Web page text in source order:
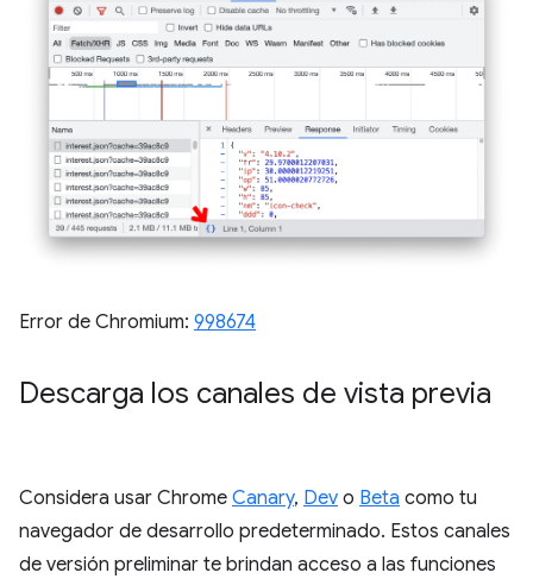
Error de Chromium: 998674
Descarga los canales de vista previa
Considera usar Chrome Canary, Dev o Beta como tu
navegador de desarrollo predeterminado. Estos canales
de versión preliminar te brindan acceso a las funciones